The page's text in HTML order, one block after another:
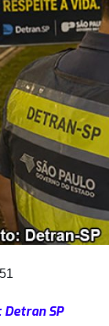
Detran SP